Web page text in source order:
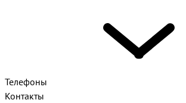
Телефоны
Контакты